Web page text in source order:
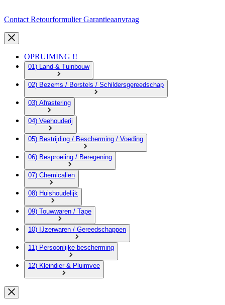
Contact RetourformulierGarantieaanvraag
OPRUIMING !!
01) Land-& Tuinbouw
02) Bezems / Borstels / Schildersgereedschap
03) Afrastering
04) Veehouderij
05) Bestrijding / Bescherming / Voeding
06) Besproeiing / Beregening
07) Chemicalien
08) Huishoudelijk
09) Touwwaren / Tape
10) IJzerwaren / Gereedschappen
11) Persoonlijke bescherming
12) Kleindier & Pluimvee